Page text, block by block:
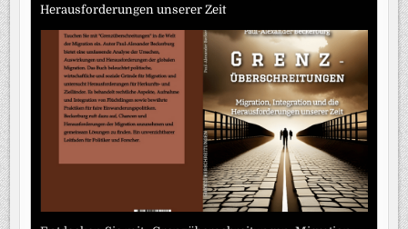
Herausforderungen unserer Zeit